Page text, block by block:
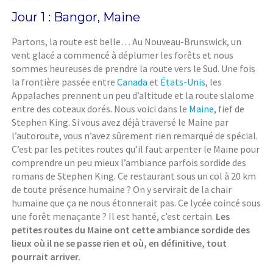
Jour 1 : Bangor, Maine
Partons, la route est belle… Au Nouveau-Brunswick, un
vent glacé a commencé à déplumer les forêts et nous
sommes heureuses de prendre la route vers le Sud. Une fois
la frontière passée entreCanada et États-Unis, les
Appalaches prennent un peu d’altitude et la route slalome
entre des coteaux dorés. Nous voici dans le Maine, fief de
Stephen King. Si vous avez déjà traversé le Maine par
l’autoroute, vous n’avez sûrement rien remarqué de spécial.
C’est par les petites routes qu’il faut arpenter le Maine pour
comprendre un peu mieux l’ambiance parfois sordide des
romans de Stephen King. Ce restaurant sous un col à 20 km
de toute présence humaine ? On y servirait de la chair
humaine que ça ne nous étonnerait pas. Ce lycée coincé sous
une forêt menaçante ? Il est hanté, c’est certain. Les
petites routes du Maine ont cette ambiance sordide des
lieux où il ne se passe rien et où, en définitive, tout
pourrait arriver.